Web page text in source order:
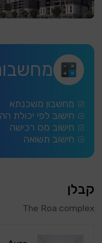
מחשבון משכנתא
חישוב לפי יכולת
חישוב מס רכישה
חישוב תשואה
קבלן
The Roa complex